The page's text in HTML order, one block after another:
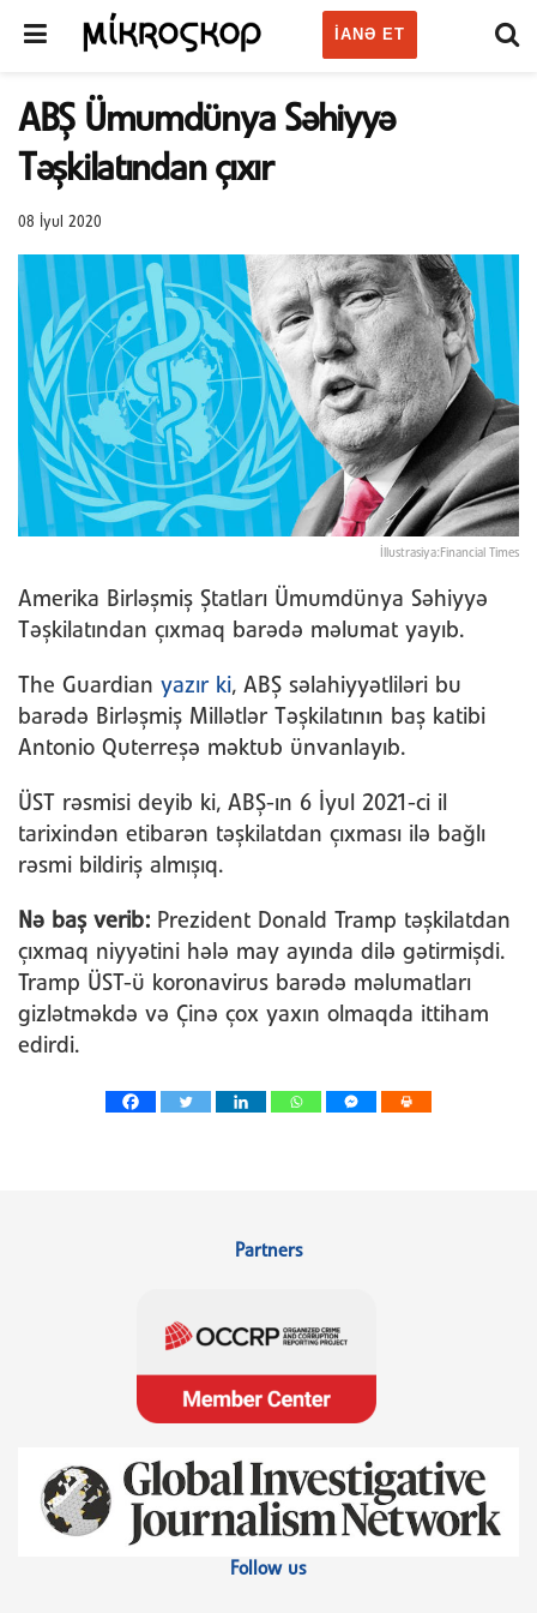
IANƏ ET
ABŞ Ümumdünya Səhiyyə
Təşkilatından çıxır
08 İyul 2020
İllustrasiya:Financial Times
Amerika Birləşmiş Ştatları Ümumdünya Səhiyyə
Təşkilatından çıxmaq barədə məlumat yayıb.
The Guardian yazır ki, ABŞ səlahiyyətliləri bu
barədə Birləşmiş Millətlər Təşkilatının baş katibi
Antonio Quterreşə məktub ünvanlayıb.
ÜST rəsmisi deyib ki, ABŞ-ın 6 İyul 2021-ci il
tarixindən etibarən təşkilatdan çıxması ilə bağlı
rəsmi bildiriş almışıq.
Nə baş verib: Prezident Donald Tramp təşkilatdan
çıxmaq niyyətini hələ may ayında dilə gətirmişdi.
Tramp ÜST-ü koronavirus barədə məlumatları
gizlətməkdə və Çinə çox yaxın olmaqda ittiham
edirdi.
Partners
Follow us